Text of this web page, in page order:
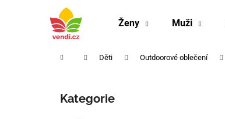
Ženy Muži
Domů Děti Outdoorové oblečení
Přeskočit
kategorie
Kategorie
Zpět
Zpět